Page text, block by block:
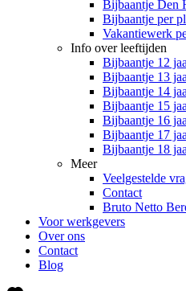
Bijbaantje Den
Bijbaantje per
Vakantiewerk
Info over leeftijden
Bijbaantje 12
Bijbaantje 13
Bijbaantje 14
Bijbaantje 15
Bijbaantje 16
Bijbaantje 17
Bijbaantje 18
Meer
Veelgestelde
Contact
Bruto Netto
Voor werkgevers
Over ons
Contact
Blog